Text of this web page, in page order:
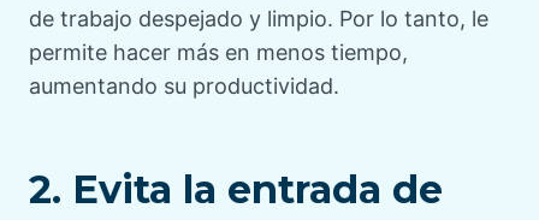
de trabajo despejado y limpio. Por lo tanto, le
permite hacer más en menos tiempo,
aumentando su productividad.
2. Evita la entrada de